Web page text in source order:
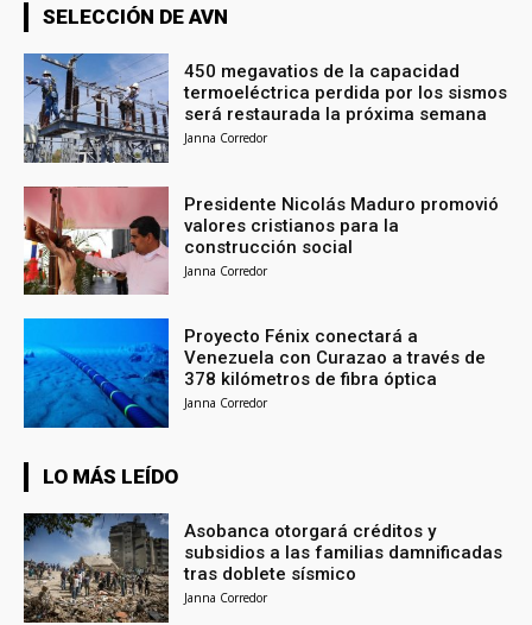
SELECCIÓN DE AVN
450 megavatios de la capacidad
termoeléctrica perdida por los sismos
será restaurada la próxima semana
Janna Corredor
Presidente Nicolás Maduro promovió
valores cristianos para la
construcción social
Janna Corredor
Proyecto Fénix conectará a
Venezuela con Curazao a través de
378 kilómetros de fibra óptica
Janna Corredor
LO MÁS LEÍDO
Asobanca otorgará créditos y
subsidios a las familias damnificadas
tras doblete sísmico
Janna Corredor